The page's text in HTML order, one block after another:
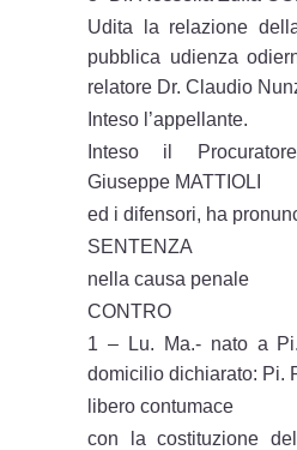
Udita la relazione
pubblica udienza
relatore Dr. Claudio
Inteso l’appellante.
Inteso il
Giuseppe MATTIOLI
ed i difensori, ha
SENTENZA
nella causa penale
CONTRO
1 – Lu. Ma.- nato a
domicilio dichiarato: Pi.
libero contumace
con la costituzione